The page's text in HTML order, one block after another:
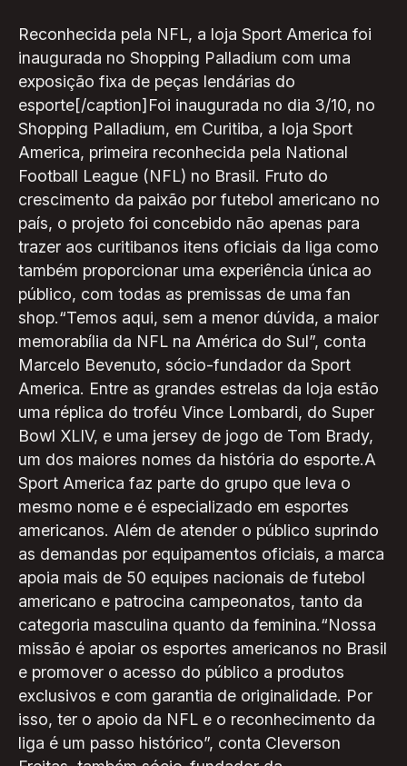
Reconhecida pela NFL, a loja Sport America foi
inaugurada no Shopping Palladium com uma
exposição fixa de peças lendárias do
esporte[/caption]Foi inaugurada no dia 3/10, no
Shopping Palladium, em Curitiba, a loja Sport
America, primeira reconhecida pela National
Football League (NFL) no Brasil. Fruto do
crescimento da paixão por futebol americano no
país, o projeto foi concebido não apenas para
trazer aos curitibanos itens oficiais da liga como
também proporcionar uma experiência única ao
público, com todas as premissas de uma fan
shop.“Temos aqui, sem a menor dúvida, a maior
memorabília da NFL na América do Sul”, conta
Marcelo Bevenuto, sócio-fundador da Sport
America. Entre as grandes estrelas da loja estão
uma réplica do troféu Vince Lombardi, do Super
Bowl XLIV, e uma jersey de jogo de Tom Brady,
um dos maiores nomes da história do esporte.A
Sport America faz parte do grupo que leva o
mesmo nome e é especializado em esportes
americanos. Além de atender o público suprindo
as demandas por equipamentos oficiais, a marca
apoia mais de 50 equipes nacionais de futebol
americano e patrocina campeonatos, tanto da
categoria masculina quanto da feminina.“Nossa
missão é apoiar os esportes americanos no Brasil
e promover o acesso do público a produtos
exclusivos e com garantia de originalidade. Por
isso, ter o apoio da NFL e o reconhecimento da
liga é um passo histórico”, conta Cleverson